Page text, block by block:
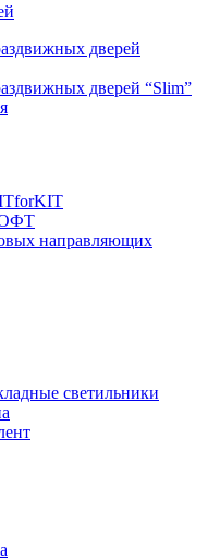
дверей
дверей “Slim”
направляющих
светильники